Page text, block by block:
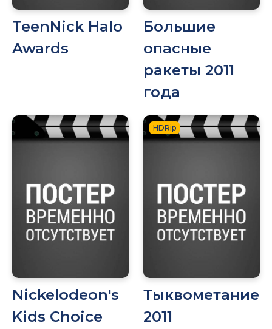
TeenNick Halo
Awards
Большие
опасные
ракеты 2011
года
Nickelodeon's
Kids Choice
HDRip
Тыквометание
2011